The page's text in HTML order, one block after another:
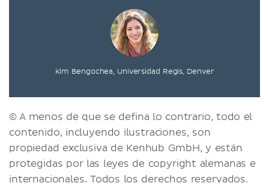
Kim Bengochea, Universidad Regis, Denver
© A menos de que se defina lo contrario, todo el
contenido, incluyendo ilustraciones, son
propiedad exclusiva de Kenhub GmbH, y están
protegidas por las leyes de copyright alemanas e
internacionales. Todos los derechos reservados.